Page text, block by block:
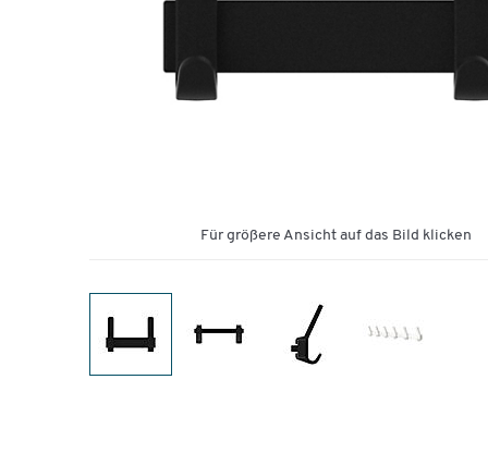
Für größere Ansicht auf das Bild klicken